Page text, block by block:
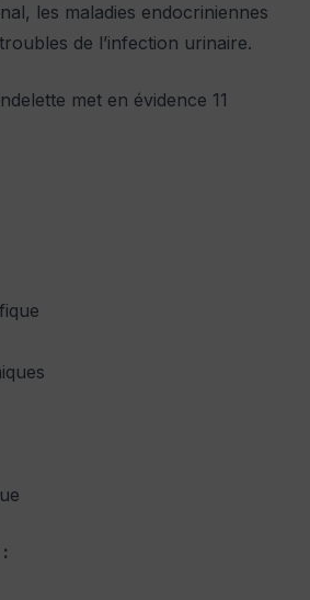
les maladies endocriniennes
de l’infection urinaire.
met en évidence 11